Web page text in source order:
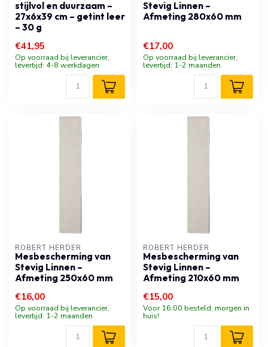
stijlvol en duurzaam –
27x6x39 cm – getint leer
– 30 g
€41,95
Op voorraad bij leverancier,
levertijd: 4-8 werkdagen
Stevig Linnen –
Afmeting 280x60 mm
€17,00
Op voorraad bij leverancier,
levertijd: 1-2 maanden
ROBERT HERDER
Mesbescherming van
Stevig Linnen –
Afmeting 250x60 mm
€16,00
Op voorraad bij leverancier,
levertijd: 1-2 maanden
ROBERT HERDER
Mesbescherming van
Stevig Linnen –
Afmeting 210x60 mm
€15,00
Voor 16:00 besteld, morgen in
huis!